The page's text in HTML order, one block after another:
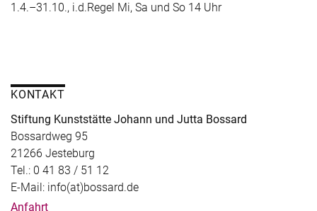
1.4.–31.10., i.d.Regel Mi, Sa und So 14 Uhr
KONTAKT
Stiftung Kunststätte Johann und Jutta Bossard
Bossardweg 95
21266 Jesteburg
Tel.: 0 41 83 / 51 12
E-Mail: info(at)bossard.de
Anfahrt